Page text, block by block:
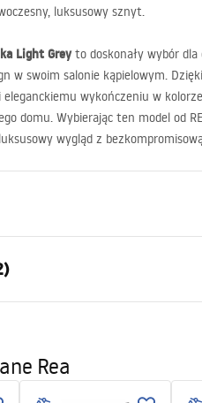
luksusowy sznyt.
Light Greyto doskonały wybór dla
w swoim salonie kąpielowym.
wykończeniu w
domu. Wybierając ten model od
wygląd z
500mm
Rea